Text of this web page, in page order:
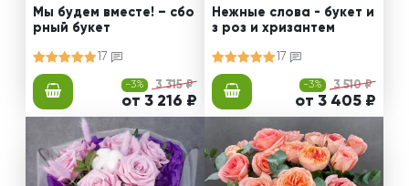
Мы будем вместе! – сбо
рный букет
17
-3% 3 315 ₽
от 3 216 ₽
Нежные слова - букет и
з роз и хризантем
17
-3% 3 510 ₽
от 3 405 ₽